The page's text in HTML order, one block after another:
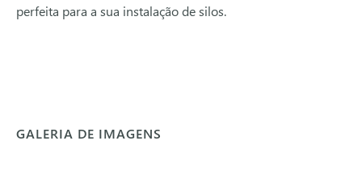
perfeita para a sua instalação de silos.
GALERIA DE IMAGENS